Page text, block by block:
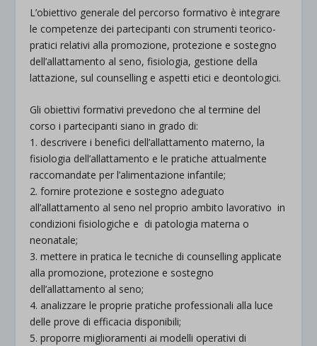
L’obiettivo generale del percorso formativo è integrare
le competenze dei partecipanti con strumenti teorico-
pratici relativi alla promozione, protezione e sostegno
dell’allattamento al seno, fisiologia, gestione della
lattazione, sul counselling e aspetti etici e deontologici.
Gli obiettivi formativi prevedono che al termine del
corso i partecipanti siano in grado di:
1. descrivere i benefici dell’allattamento materno, la
fisiologia dell’allattamento e le pratiche attualmente
raccomandate per l’alimentazione infantile;
2. fornire protezione e sostegno adeguato
all’allattamento al seno nel proprio ambito lavorativo in
condizioni fisiologiche e di patologia materna o
neonatale;
3. mettere in pratica le tecniche di counselling applicate
alla promozione, protezione e sostegno
dell’allattamento al seno;
4. analizzare le proprie pratiche professionali alla luce
delle prove di efficacia disponibili;
5. proporre miglioramenti ai modelli operativi di